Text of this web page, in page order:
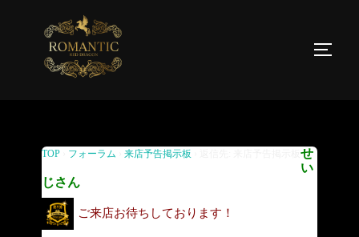
返信先: 来店予告掲示板
TOP フォーラム 来店予告掲示板 返信先: 来店予告掲示板せ
い
じさん
ご来店お待ちしております！